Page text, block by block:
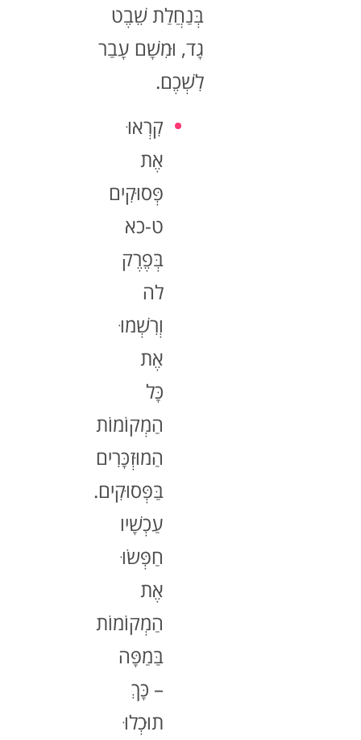
בְּנַחֲלַת שֵׁבֶט
גָד, וּמִשָׁם עָבַר
לִשְׁכֶם.
קִרְאוּ
אֶת
פְּסוּקִים
ט-כא
בְּפֶרֶק
לה
וְרִשְׁמוּ
אֶת
כָּל
הַמְקוֹמוֹת
הַמוּזְכָּרִים
בַּפְּסוּקִים.
עַכְשָׁיו
חַפְּשׂוּ
אֶת
הַמְקוֹמוֹת
בַּמַפָּה
– כָּךְ
תוּכְלוּ